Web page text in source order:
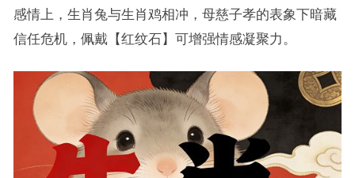
感情上，生肖兔与生肖鸡相冲，母慈子孝的表象下暗藏
信任危机，佩戴【红纹石】可增强情感凝聚力。